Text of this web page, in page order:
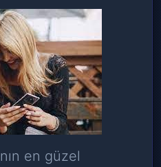
nın en güzel